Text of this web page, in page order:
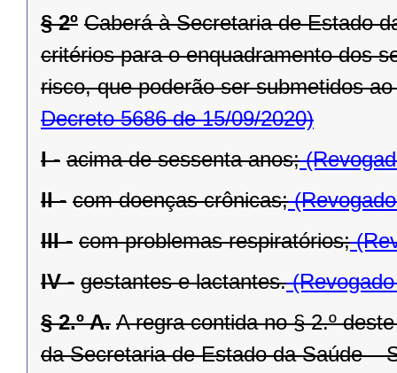
§ 2º Caberá à Secretaria de Estado
critérios para o enquadramento dos
risco, que poderão ser submetidos
Decreto 5686 de 15/09/2020)
I - acima de sessenta anos;
II - com doenças crônicas;
III - com problemas respiratórios;
IV - gestantes e lactantes.(Revogado
§ 2.º A. A regra contida no § 2.º
da Secretaria de Estado da Saúde –